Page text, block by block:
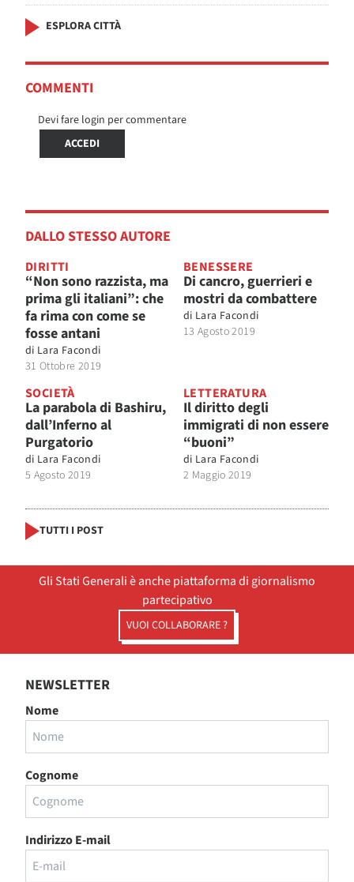
ESPLORA CITTÀ
COMMENTI
Devi fare login per commentare
ACCEDI
DALLO STESSO AUTORE
DIRITTI
“Non sono razzista, ma
prima gli italiani”: che
fa rima con come se
fosse antani
di Lara Facondi
31 Ottobre 2019
BENESSERE
Di cancro, guerrieri e
mostri da combattere
di Lara Facondi
13 Agosto 2019
SOCIETÀ
La parabola di Bashiru,
dall’Inferno al
Purgatorio
di Lara Facondi
5 Agosto 2019
LETTERATURA
Il diritto degli
immigrati di non essere
“buoni”
di Lara Facondi
2 Maggio 2019
TUTTI I POST
Gli Stati Generali è anche piattaforma di giornalismo
partecipativo
VUOI COLLABORARE ?
NEWSLETTER
Nome
Cognome
Indirizzo E-mail